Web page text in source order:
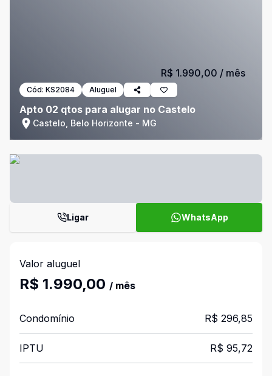
Cód: KS2084 Aluguel
Apto 02 qtos para alugar no Castelo
Castelo, Belo Horizonte - MG
R$ 1.990,00 / mês
Ligar WhatsApp
Valor aluguel
R$ 1.990,00 / mês
Condomínio R$ 296,85
IPTU R$ 95,72